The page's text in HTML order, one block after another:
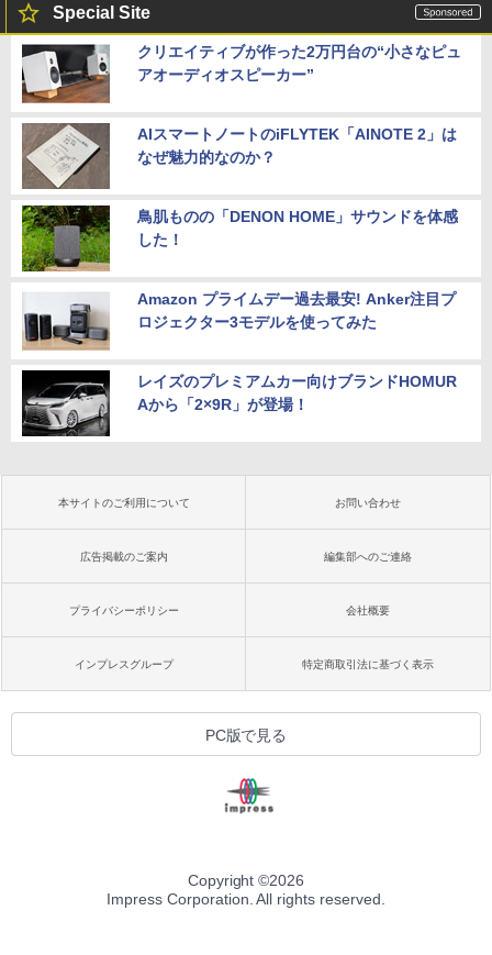
Special Site
クリエイティブが作った2万円台の“小さなピュ
アオーディオスピーカー”
AIスマートノートのiFLYTEK「AINOTE 2」は
なぜ魅力的なのか？
鳥肌ものの「DENON HOME」サウンドを体感
した！
Amazon プライムデー過去最安! Anker注目プ
ロジェクター3モデルを使ってみた
レイズのプレミアムカー向けブランドHOMUR
Aから「2×9R」が登場！
本サイトのご利用について お問い合わせ
広告掲載のご案内 編集部へのご連絡
プライバシーポリシー 会社概要
インプレスグループ 特定商取引法に基づく表示
PC版で見る
Copyright ©2026
Impress Corporation. All rights reserved.